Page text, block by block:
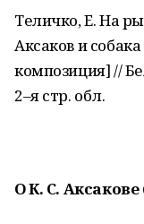
Теличко, Е. На
Аксаков и
композиция] //
2–я стр. обл.
О К. С. Аксакове